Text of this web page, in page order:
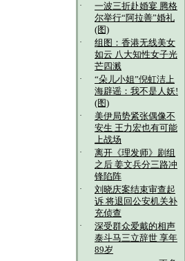
·
一波三折赴婚宴 腾格
尔举行“阿拉善”婚礼
(图)
·
组图：香港无线美女
如云 八大知性女子光
芒四溅
·
“朵儿小姐”倪虹洁上
海辟谣：我不是人妖!
(图)
·
美伊局势紧张偶像不
安生 王力宏也有可能
上战场
·
离开《理发师》剧组
之后 姜文兵分三路冲
锋陷阵
·
刘晓庆案结束审查起
诉 将退回公安机关补
充侦查
·
深受群众爱戴的相声
泰斗马三立辞世 享年
89岁